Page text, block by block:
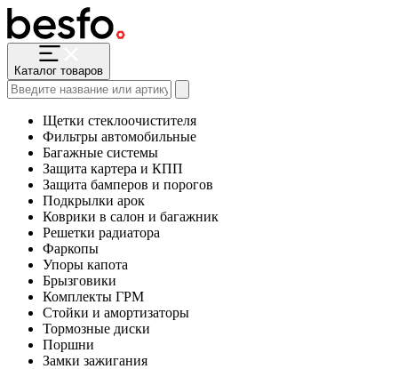
Каталог товаров
Щетки стеклоочистителя
Фильтры автомобильные
Багажные системы
Защита картера и КПП
Защита бамперов и порогов
Подкрылки арок
Коврики в салон и багажник
Решетки радиатора
Фаркопы
Упоры капота
Брызговики
Комплекты ГРМ
Стойки и амортизаторы
Тормозные диски
Поршни
Замки зажигания